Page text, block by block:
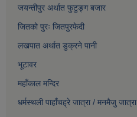
जयन्तीपुर अर्थात फुटुङ्ग बजार
जितको पुरः जितपुरफेदी
लखपात अर्थात डुक्रने पानी
भूटावर
महाँकाल मन्दिर
धर्मस्थली पाहाँचह्रे जात्रा / मनमैजु जात्रा